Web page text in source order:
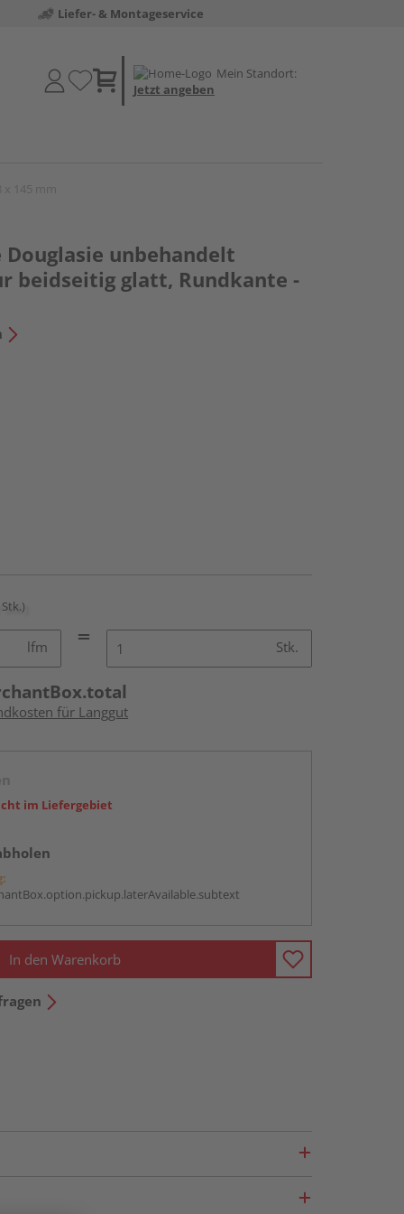
Liefer- & Montageservice
Mein Standort:
Jetzt angeben
unbehandelt
beidseitig glatt, Rundkante -
lfm Stk.
für Langgut
im Liefergebiet
In den Warenkorb